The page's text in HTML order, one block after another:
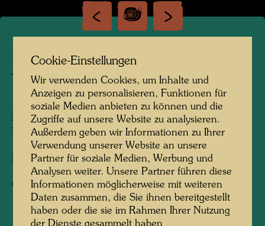
Hundertwasser im Kaurinui
Valley
Personen am Foto:Friedensreich
Hundertwasser
Fotograf:Unbekannt Unknown
Copyright:Hundertwasser Archiv
Cookie-Einstellungen
Wir verwenden Cookies, um Inhalte und
Anzeigen zu personalisieren, Funktionen für
soziale Medien anbieten zu können und die
Zugriffe auf unsere Website zu analysieren.
Außerdem geben wir Informationen zu Ihrer
Verwendung unserer Website an unsere
Partner für soziale Medien, Werbung und
Analysen weiter. Unsere Partner führen diese
Informationen möglicherweise mit weiteren
Daten zusammen, die Sie ihnen bereitgestellt
haben oder die sie im Rahmen Ihrer Nutzung
der Dienste gesammelt haben